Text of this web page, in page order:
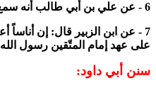
6 - عن علي بن أبي طالب أنه سمع ابن عباس يُلَيِّن في النساء فقال:
7 - عن ابن الزبير قال: إن
على عهد إمام المتّقين رسول
سنن أبي داود: